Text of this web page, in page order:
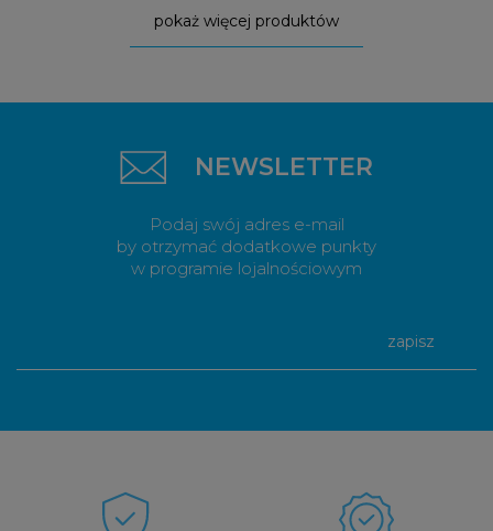
pokaż więcej produktów
NEWSLETTER
Podaj swój adres e-mail
by otrzymać dodatkowe punkty
w programie lojalnościowym
zapisz